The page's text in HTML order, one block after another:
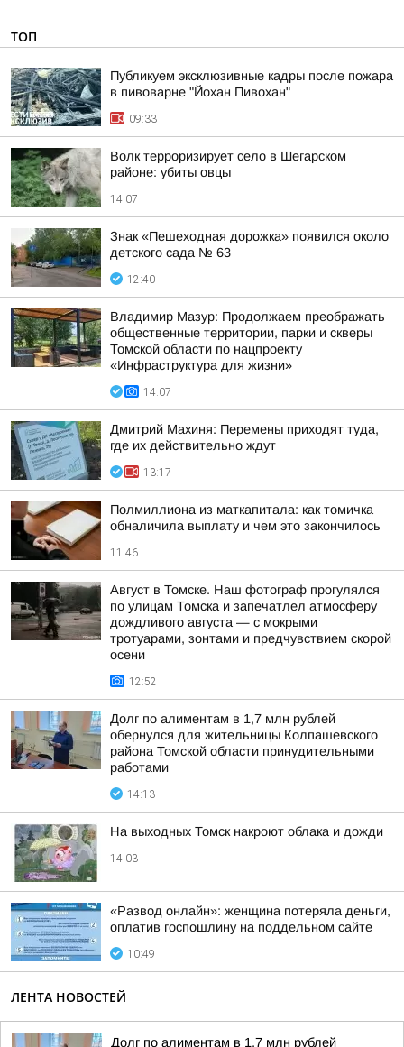
ТОП
Публикуем эксклюзивные кадры после пожара
в пивоварне "Йохан Пивохан"
09:33
Волк терроризирует село в Шегарском
районе: убиты овцы
14:07
Знак «Пешеходная дорожка» появился около
детского сада № 63
12:40
Владимир Мазур: Продолжаем преображать
общественные территории, парки и скверы
Томской области по нацпроекту
«Инфраструктура для жизни»
14:07
Дмитрий Махиня: Перемены приходят туда,
где их действительно ждут
13:17
Полмиллиона из маткапитала: как томичка
обналичила выплату и чем это закончилось
11:46
Август в Томске. Наш фотограф прогулялся
по улицам Томска и запечатлел атмосферу
дождливого августа — с мокрыми
тротуарами, зонтами и предчувствием скорой
осени
12:52
Долг по алиментам в 1,7 млн рублей
обернулся для жительницы Колпашевского
района Томской области принудительными
работами
14:13
На выходных Томск накроют облака и дожди
14:03
«Развод онлайн»: женщина потеряла деньги,
оплатив госпошлину на поддельном сайте
10:49
ЛЕНТА НОВОСТЕЙ
Долг по алиментам в 1,7 млн рублей